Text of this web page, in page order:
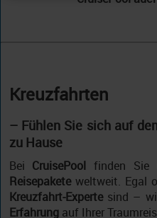
Kreuzfahrten
– Fühlen Sie sich auf
zu Hause
Bei CruisePool finden Sie
Reisepaketeweltweit. Egal
Kreuzfahrt-Expertesind –
Erfahrungauf Ihrer